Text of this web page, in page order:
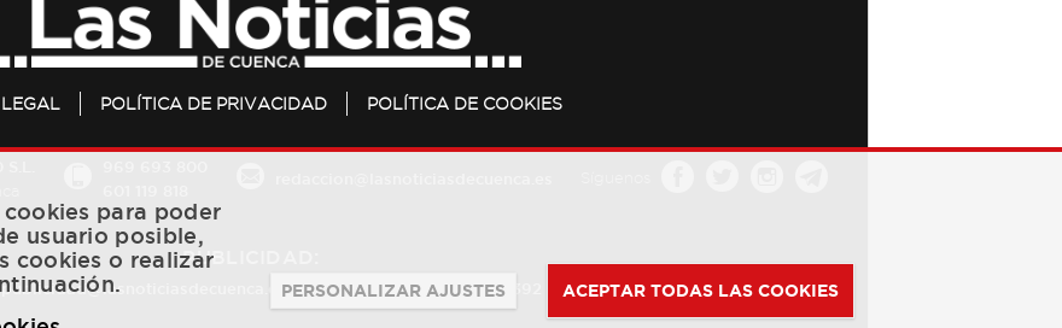
POLÍTICA DE PRIVACIDAD POLÍTICA DE COOKIES
PUBLICIDAD:
publicidad@lasnoticiasdecuenca.es 684 126 573 / 670 726 392
para poder
usuario posible,
cookies o realizar
PERSONALIZAR AJUSTES ACEPTAR TODAS LAS COOKIES